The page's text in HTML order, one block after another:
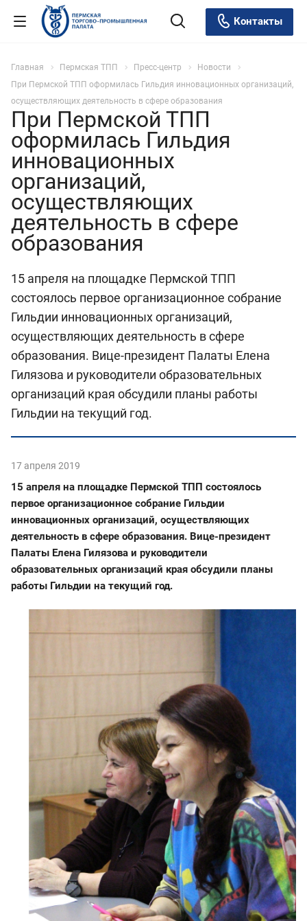
Контакты
Главная Пермская ТПП Пресс-центр
Новости
При Пермской ТПП оформилась Гильдия инновационных организаций,
осуществляющих деятельность в сфере образования
При Пермской ТПП
оформилась Гильдия
инновационных
организаций,
осуществляющих
деятельность в сфере
образования
15 апреля на площадке Пермской ТПП
состоялось первое организационное собрание
Гильдии инновационных организаций,
осуществляющих деятельность в сфере
образования. Вице-президент Палаты Елена
Гилязова и руководители образовательных
организаций края обсудили планы работы
Гильдии на текущий год.
17 апреля 2019
15 апреля на площадке Пермской ТПП состоялось
первое организационное собрание Гильдии
инновационных организаций, осуществляющих
деятельность в сфере образования. Вице-президент
Палаты Елена Гилязова и руководители
образовательных организаций края обсудили планы
работы Гильдии на текущий год.